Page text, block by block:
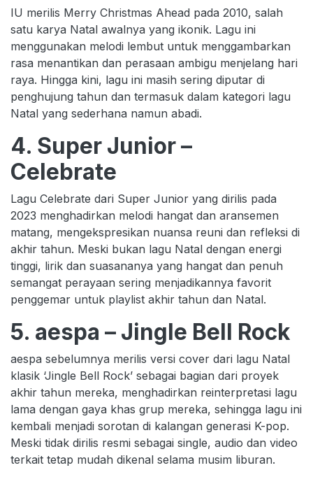
IU merilis Merry Christmas Ahead pada 2010, salah
satu karya Natal awalnya yang ikonik. Lagu ini
menggunakan melodi lembut untuk menggambarkan
rasa menantikan dan perasaan ambigu menjelang hari
raya. Hingga kini, lagu ini masih sering diputar di
penghujung tahun dan termasuk dalam kategori lagu
Natal yang sederhana namun abadi.
4. Super Junior –
Celebrate
Lagu Celebrate dari Super Junior yang dirilis pada
2023 menghadirkan melodi hangat dan aransemen
matang, mengekspresikan nuansa reuni dan refleksi di
akhir tahun. Meski bukan lagu Natal dengan energi
tinggi, lirik dan suasananya yang hangat dan penuh
semangat perayaan sering menjadikannya favorit
penggemar untuk playlist akhir tahun dan Natal.
5. aespa – Jingle Bell Rock
aespa sebelumnya merilis versi cover dari lagu Natal
klasik ‘Jingle Bell Rock’ sebagai bagian dari proyek
akhir tahun mereka, menghadirkan reinterpretasi lagu
lama dengan gaya khas grup mereka, sehingga lagu ini
kembali menjadi sorotan di kalangan generasi K-pop.
Meski tidak dirilis resmi sebagai single, audio dan video
terkait tetap mudah dikenal selama musim liburan.